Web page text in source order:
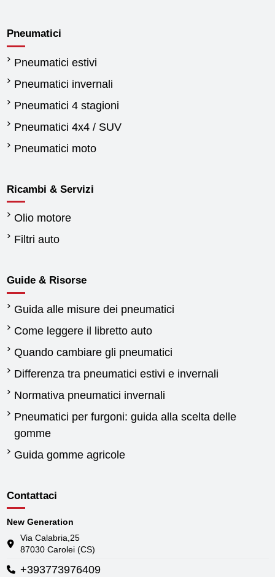
Pneumatici
Pneumatici estivi
Pneumatici invernali
Pneumatici 4 stagioni
Pneumatici 4x4 / SUV
Pneumatici moto
Ricambi & Servizi
Olio motore
Filtri auto
Guide & Risorse
Guida alle misure dei pneumatici
Come leggere il libretto auto
Quando cambiare gli pneumatici
Differenza tra pneumatici estivi e invernali
Normativa pneumatici invernali
Pneumatici per furgoni: guida alla scelta delle
gomme
Guida gomme agricole
Contattaci
New Generation
Via Calabria,25
87030 Carolei (CS)
+393773976409